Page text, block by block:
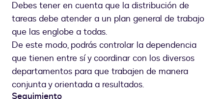
Debes tener en cuenta que la distribución de
tareas debe atender a un plan general de trabajo
que las englobe a todas.
De este modo, podrás controlar la dependencia
que tienen entre sí y coordinar con los diversos
departamentos para que trabajen de manera
conjunta y orientada a resultados.
Seguimiento